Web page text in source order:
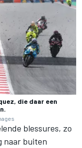
die daar een
blessures, zo
naar buiten